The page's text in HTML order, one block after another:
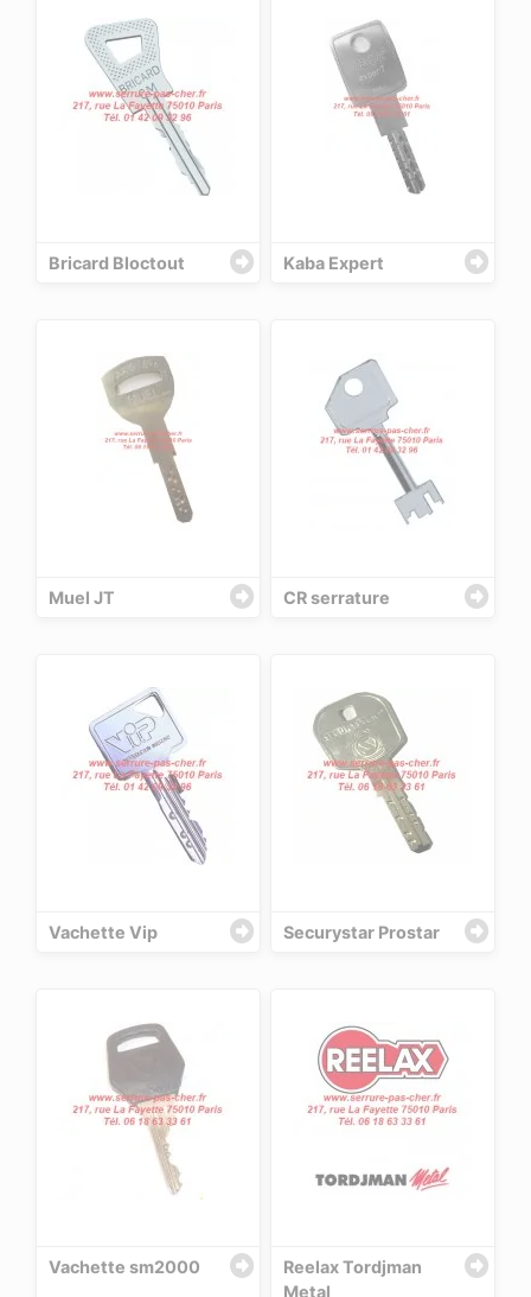
Bricard Bloctout Kaba Expert
Muel JT CR serrature
Vachette Vip Securystar Prostar
Vachette sm2000
Reelax Tordjman
Metal